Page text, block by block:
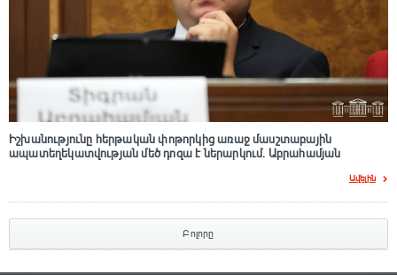
Իշխանությունը հերթական փոթորկից առաջ մասշտաբային
ապատեղեկատվության մեծ դnզա է ներարկում․ Աբրահամյան
Ավելին
Բոլորը